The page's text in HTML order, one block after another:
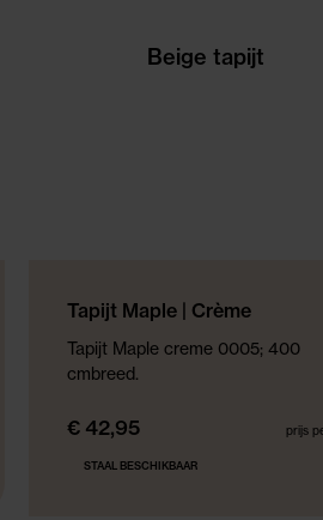
Beige tapijt
NIEUWE COLLECTIE
Tapijt Maple | Crème
Tapijt Maple creme 0005; 400
cmbreed.
€ 42,95 prijs
STAAL BESCHIKBAAR